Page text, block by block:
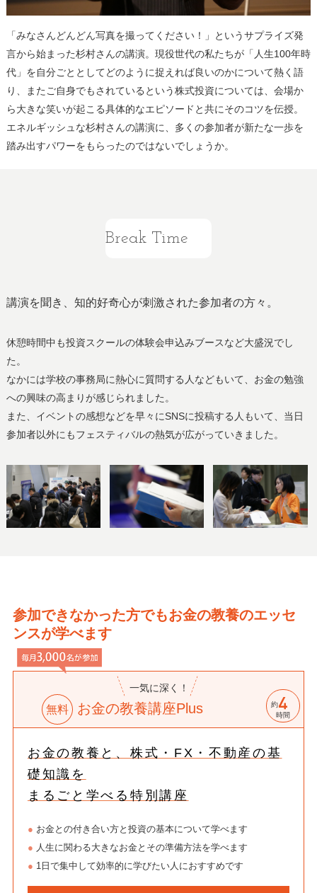
「みなさんどんどん写真を撮ってください！」というサプライズ発
言から始まった杉村さんの講演。現役世代の私たちが「人生100年時
代」を自分ごととしてどのように捉えれば良いのかについて熱く語
り、またご自身でもされているという株式投資については、会場か
ら大きな笑いが起こる具体的なエピソードと共にそのコツを伝授。
エネルギッシュな杉村さんの講演に、多くの参加者が新たな一歩を
踏み出すパワーをもらったのではないでしょうか。
Break Time
講演を聞き、知的好奇心が刺激された参加者の方々。
休憩時間中も投資スクールの体験会申込みブースなど大盛況でし
た。
なかには学校の事務局に熱心に質問する人などもいて、お金の勉強
への興味の高まりが感じられました。
また、イベントの感想などを早々にSNSに投稿する人もいて、当日
参加者以外にもフェスティバルの熱気が広がっていきました。
参加できなかった方でもお金の教養のエッセ
ンスが学べます
無料 お金の教養講座Plus
約
時間
一気に深く！
お金の教養と、株式・FX・不動産の基
礎知識を
まるごと学べる特別講座
● お金との付き合い方と投資の基本について学べます
● 人生に関わる大きなお金とその準備方法を学べます
● 1日で集中して効率的に学びたい人におすすめです